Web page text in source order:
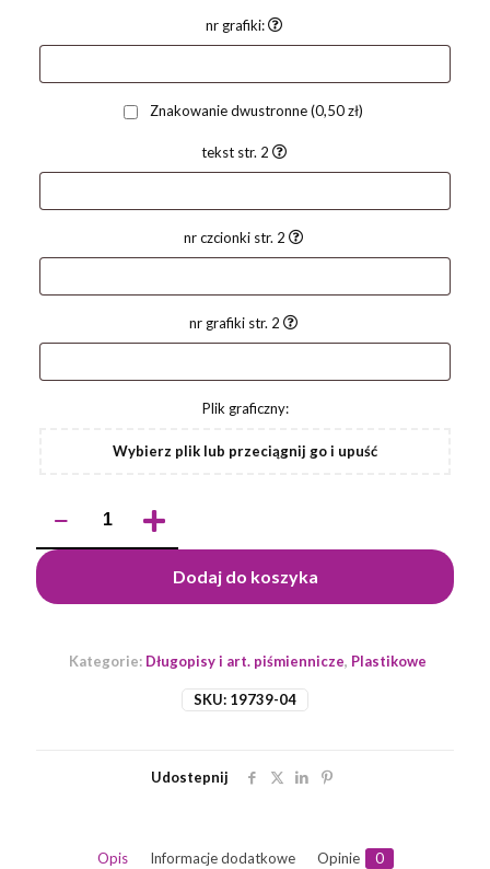
nr grafiki:
Znakowanie dwustronne(0,50 zł)
tekst str. 2
nr czcionki str. 2
nr grafiki str. 2
Plik graficzny:
Wybierz plik lub przeciągnij go i upuść
Długopis
KLIBO
Dodaj do koszyka
SKU: 19739-04
Kategorie: Długopisy i art. piśmiennicze, Plastikowe
Udostepnij
Opis Informacje dodatkowe Opinie 0